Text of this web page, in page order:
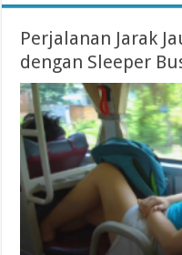
Perjalanan Jarak
dengan Sleeper